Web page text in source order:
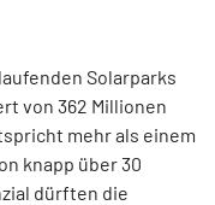
Solarparks
von 362 Millionen
mehr als einem
knapp über 30
dürften die